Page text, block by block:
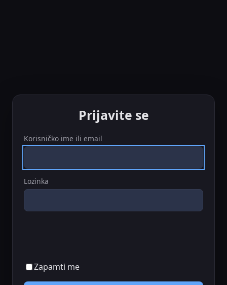
Prijavite se
Korisničko ime ili email
Lozinka
Zapamti me